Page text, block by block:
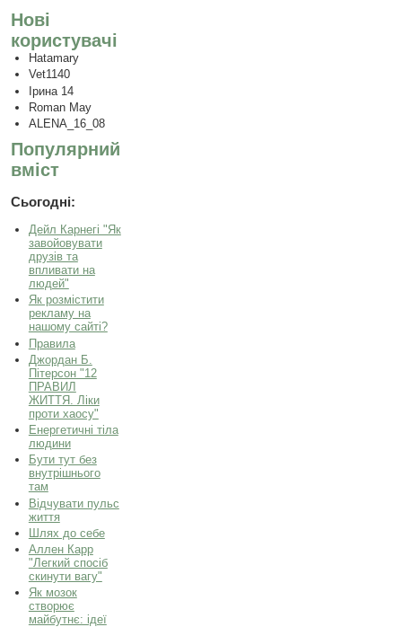
Нові
користувачі
Hatamary
Vet1140
Ірина 14
Roman May
ALENA_16_08
Популярний
вміст
Сьогодні:
Дейл Карнегі "Як
завойовувати
друзів та
впливати на
людей"
Як розмістити
рекламу на
нашому сайті?
Правила
Джордан Б.
Пітерсон "12
ПРАВИЛ
ЖИТТЯ. Ліки
проти хаосу"
Енергетичні тіла
людини
Бути тут без
внутрішнього
там
Відчувати пульс
життя
Шлях до себе
Аллен Карр
"Легкий спосiб
скинути вагу"
Як мозок
створює
майбутнє: ідеї